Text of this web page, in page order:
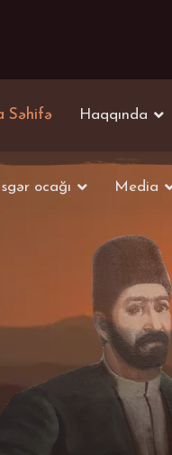
Səhifə Haqqında
ocağı Media